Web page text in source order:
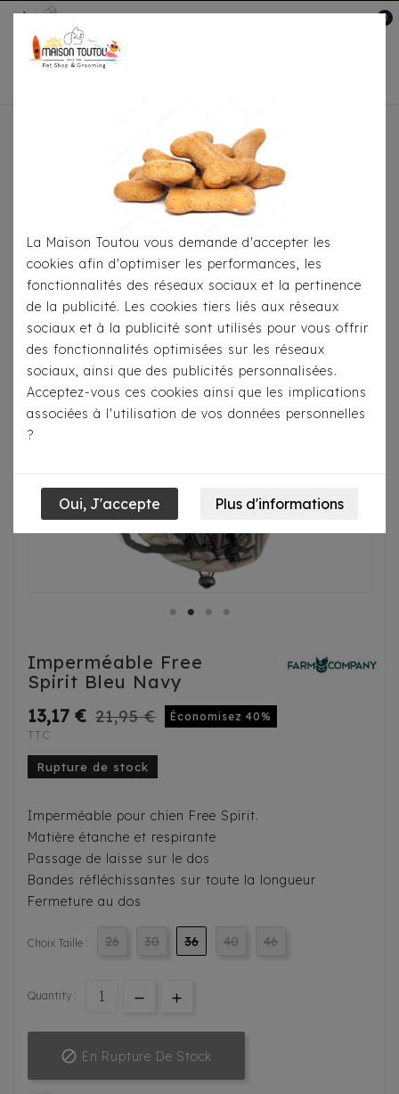
0
Accueil
Pour
Imperméables
Imperméable Free
Spirit Bleu Navy
Imperméable Free
Spirit Bleu Navy
13,17 € 21,95 € Économisez 40%
TTC
Rupture de stock
Imperméable pour chien Free Spirit.
Matière étanche et respirante
Passage de laisse sur le dos
Bandes réfléchissantes sur toute la longueur
Fermeture au dos
Choix Taille : 26 30 36 40 46
Quantity :
 En Rupture De Stock
La Maison Toutou vous demande d'accepter les
cookies afin d'optimiser les performances, les
fonctionnalités des réseaux sociaux et la pertinence
de la publicité. Les cookies tiers liés aux réseaux
sociaux et à la publicité sont utilisés pour vous offrir
des fonctionnalités optimisées sur les réseaux
sociaux, ainsi que des publicités personnalisées.
Acceptez-vous ces cookies ainsi que les implications
associées à l'utilisation de vos données personnelles
?